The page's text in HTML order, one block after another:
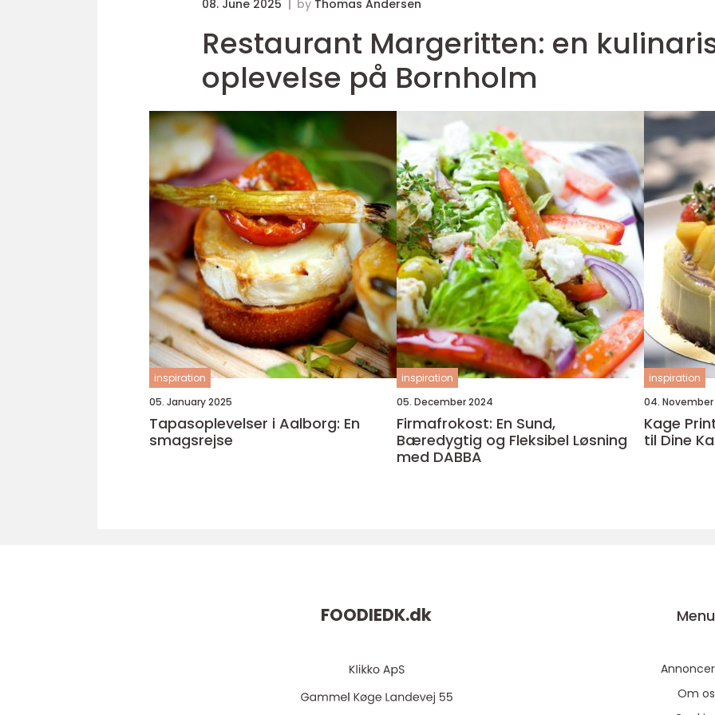
08. June 2025 by Thomas Andersen
Restaurant Margeritten: en
oplevelse på Bornholm
inspiration
05. January 2025
Tapasoplevelser i Aalborg: En
smagsrejse
inspiration
05. December 2024
Firmafrokost: En Sund,
Bæredygtig og Fleksibel Løsning
med DABBA
inspiration
04.
Kage
til Dine
FOODIEDK.dk Menu
Om os